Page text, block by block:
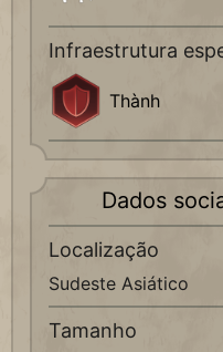
Infraestrutura
Thành
Dados
Localização
Sudeste Asiático
Tamanho